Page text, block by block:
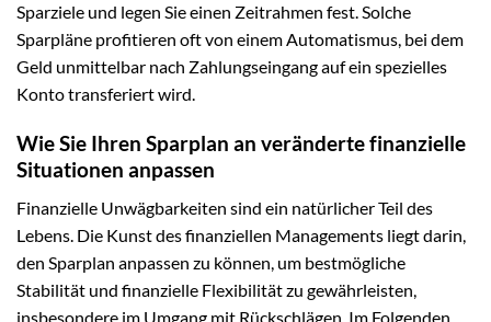
Sparziele und legen Sie einen Zeitrahmen fest. Solche
Sparpläne profitieren oft von einem Automatismus, bei dem
Geld unmittelbar nach Zahlungseingang auf ein spezielles
Konto transferiert wird.
Wie Sie Ihren Sparplan an veränderte finanzielle
Situationen anpassen
Finanzielle Unwägbarkeiten sind ein natürlicher Teil des
Lebens. Die Kunst des finanziellen Managements liegt darin,
den Sparplan anpassen zu können, um bestmögliche
Stabilität und finanzielle Flexibilität zu gewährleisten,
insbesondere im Umgang mit Rückschlägen. Im Folgenden